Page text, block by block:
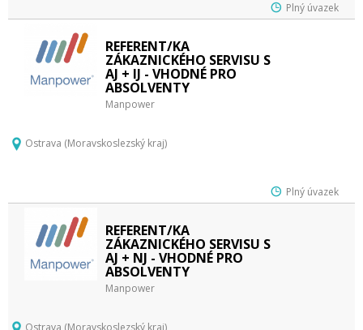
Plný úvazek
REFERENT/KA
ZÁKAZNICKÉHO SERVISU S
AJ + IJ - VHODNÉ PRO
ABSOLVENTY
Manpower
Ostrava (Moravskoslezský kraj)
Plný úvazek
REFERENT/KA
ZÁKAZNICKÉHO SERVISU S
AJ + NJ - VHODNÉ PRO
ABSOLVENTY
Manpower
Ostrava (Moravskoslezský kraj)